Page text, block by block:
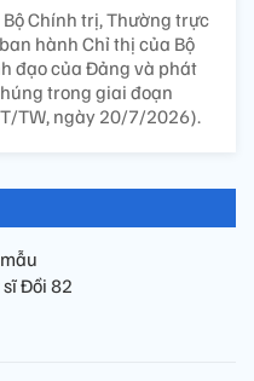
Chính trị, Thường trực
hành Chỉ thị của Bộ
đạo của Đảng và phát
trong giai đoạn
TW, ngày 20/7/2026).
Đồi 82​